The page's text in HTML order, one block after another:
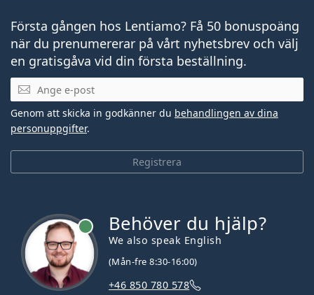
Första gången hos Lentiamo? Få 50 bonuspoäng
när du prenumererar på vårt nyhetsbrev och välj
en gratisgåva vid din första beställning.
Mejladress
Registrera
Genom att skicka in godkänner du behandlingen av dina
personuppgifter.
Behöver du hjälp?
We also speak English
(Mån-fre 8:30-16:00)
+46 850 780 578